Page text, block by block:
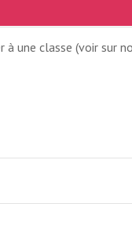
une classe (voir sur